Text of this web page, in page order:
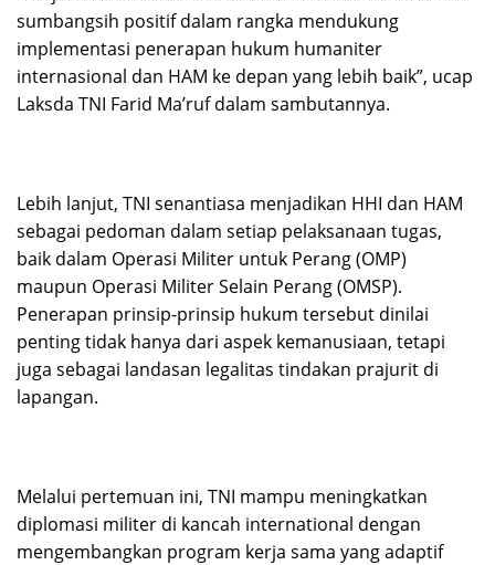
sumbangsih positif dalam rangka mendukung
implementasi penerapan hukum humaniter
internasional dan HAM ke depan yang lebih baik”, ucap
Laksda TNI Farid Ma’ruf dalam sambutannya.
Lebih lanjut, TNI senantiasa menjadikan HHI dan HAM
sebagai pedoman dalam setiap pelaksanaan tugas,
baik dalam Operasi Militer untuk Perang (OMP)
maupun Operasi Militer Selain Perang (OMSP).
Penerapan prinsip-prinsip hukum tersebut dinilai
penting tidak hanya dari aspek kemanusiaan, tetapi
juga sebagai landasan legalitas tindakan prajurit di
lapangan.
Melalui pertemuan ini, TNI mampu meningkatkan
diplomasi militer di kancah international dengan
mengembangkan program kerja sama yang adaptif